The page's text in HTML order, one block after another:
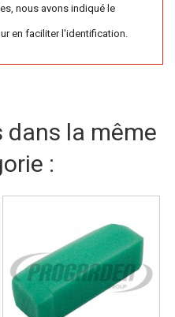
nous avons indiqué le
en faciliter l'identification.
la même
: